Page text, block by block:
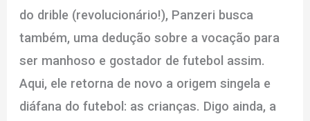
do drible (revolucionário!), Panzeri busca
também, uma dedução sobre a vocação para
ser manhoso e gostador de futebol assim.
Aqui, ele retorna de novo a origem singela e
diáfana do futebol: as crianças. Digo ainda, a